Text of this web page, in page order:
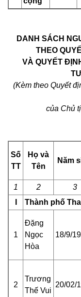
DANH SÁCH
THEO
VÀ QUYẾT
(Kèm theo Quyết
của Chủ
Số
TT
Họ và
Tên
Năm
1 2 3
Thành phố
1
Đặng
Ngọc
Hòa
18/9/
2
Trương
Thế Vui
20/02/